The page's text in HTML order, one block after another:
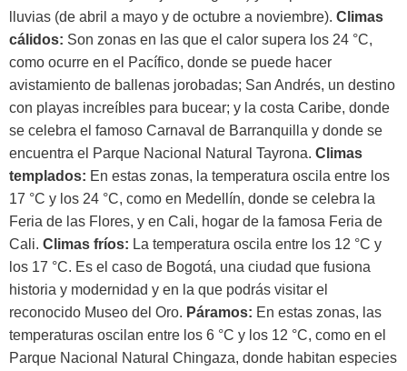
lluvias (de abril a mayo y de octubre a noviembre). Climas
cálidos: Son zonas en las que el calor supera los 24 °C,
como ocurre en el Pacífico, donde se puede hacer
avistamiento de ballenas jorobadas; San Andrés, un destino
con playas increíbles para bucear; y la costa Caribe, donde
se celebra el famoso Carnaval de Barranquilla y donde se
encuentra el Parque Nacional Natural Tayrona. Climas
templados: En estas zonas, la temperatura oscila entre los
17 °C y los 24 °C, como en Medellín, donde se celebra la
Feria de las Flores, y en Cali, hogar de la famosa Feria de
Cali. Climas fríos: La temperatura oscila entre los 12 °C y
los 17 °C. Es el caso de Bogotá, una ciudad que fusiona
historia y modernidad y en la que podrás visitar el
reconocido Museo del Oro. Páramos: En estas zonas, las
temperaturas oscilan entre los 6 °C y los 12 °C, como en el
Parque Nacional Natural Chingaza, donde habitan especies